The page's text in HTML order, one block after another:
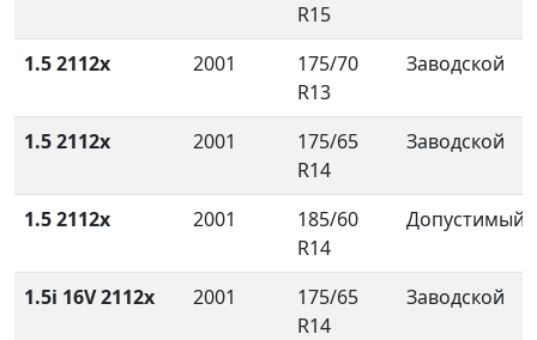
R15
1.5 2112x 2001
175/70
R13
Заводской
1.5 2112x 2001
175/65
R14
Заводской
1.5 2112x 2001
185/60
R14
Допустимый
1.5i 16V 2112x 2001
175/65
R14
Заводской